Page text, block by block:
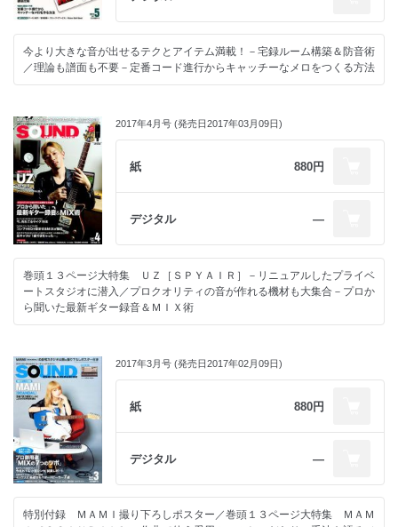
今より大きな音が出せるテクとアイテム満載！－宅録ルーム構築＆防音術
／理論も譜面も不要－定番コード進行からキャッチーなメロをつくる方法
2017年4月号 (発売日2017年03月09日)
紙 880円
デジタル ―
巻頭１３ページ大特集 ＵＺ［ＳＰＹＡＩＲ］－リニュアルしたプライベ
ートスタジオに潜入／プロクオリティの音が作れる機材も大集合－プロか
ら聞いた最新ギター録音＆ＭＩＸ術
2017年3月号 (発売日2017年02月09日)
紙 880円
デジタル ―
特別付録 ＭＡＭＩ撮り下ろしポスター／巻頭１３ページ大特集 ＭＡＭ